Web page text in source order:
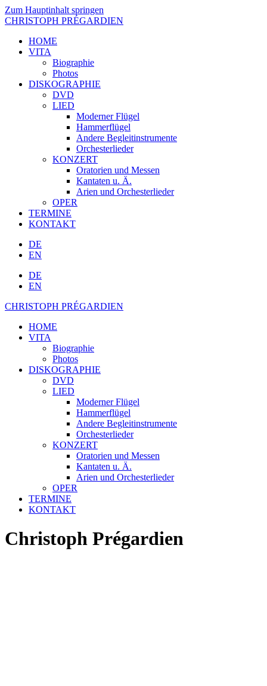
Zum Hauptinhalt springen
CHRISTOPH PRÉGARDIEN
HOME
VITA
Biographie
Photos
DISKOGRAPHIE
DVD
LIED
Moderner Flügel
Hammerflügel
Andere Begleitinstrumente
Orchesterlieder
KONZERT
Oratorien und Messen
Kantaten u. Ä.
Arien und Orchesterlieder
OPER
TERMINE
KONTAKT
DE
EN
DE
EN
CHRISTOPH PRÉGARDIEN
HOME
VITA
Biographie
Photos
DISKOGRAPHIE
DVD
LIED
Moderner Flügel
Hammerflügel
Andere Begleitinstrumente
Orchesterlieder
KONZERT
Oratorien und Messen
Kantaten u. Ä.
Arien und Orchesterlieder
OPER
TERMINE
KONTAKT
Christoph Prégardien